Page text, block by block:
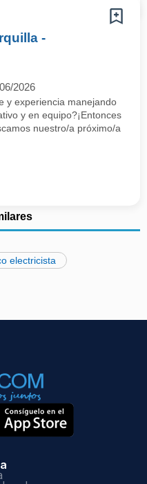
-
2026
y experiencia manejando
y en equipo?¡Entonces
nuestro/a próximo/a
electricista